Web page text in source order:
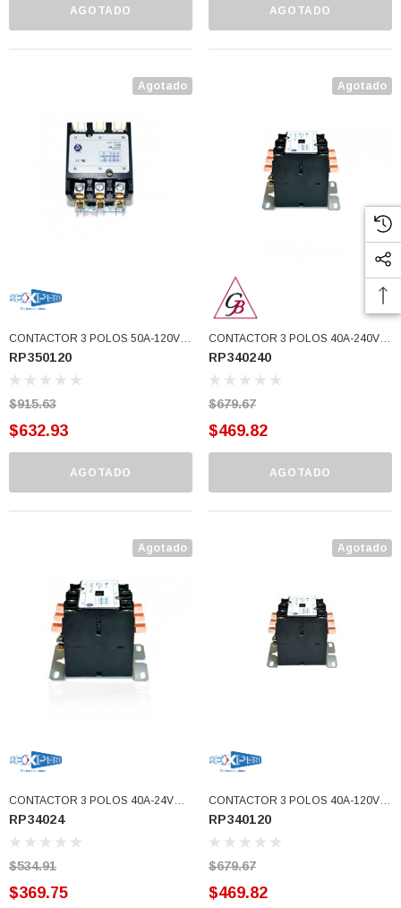
AGOTADO AGOTADO
Agotado
CONTACTOR 3 POLOS 50A-120V
APAC (RP350120)
RP350120
$915.63
$632.93
AGOTADO
Agotado
CONTACTOR 3 POLOS 40A-240V
APAC (RP340240)
RP340240
$679.67
$469.82
AGOTADO
Agotado
CONTACTOR 3 POLOS 40A-24V
APAC (RP34024)
RP34024
$534.91
$369.75
Agotado
CONTACTOR 3 POLOS 40A-120V
APAC (RP340120)
RP340120
$679.67
$469.82